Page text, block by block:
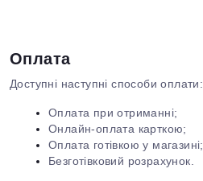
Оплата
Доступні наступні способи оплати:
Оплата при отриманні;
Онлайн-оплата карткою;
Оплата готівкою у магазині;
Безготівковий розрахунок.